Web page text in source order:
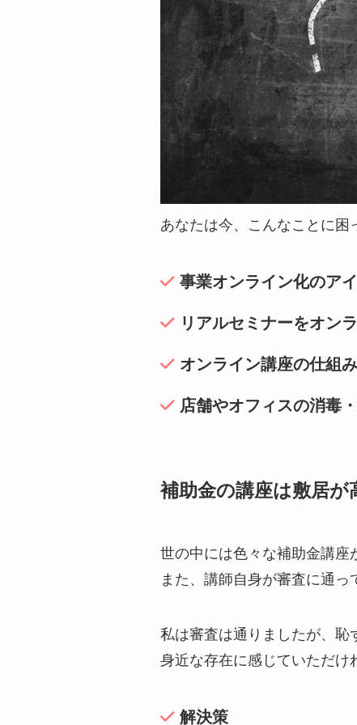
あなたは今、こんなことに困
事業オンライン化のア
リアルセミナーをオン
オンライン講座の仕組
店舗やオフィスの消毒
補助金の講座は敷居が
世の中には色々な補助金講座
また、講師自身が審査に通っ
私は審査は通りましたが、恥
身近な存在に感じていただけ
解決策